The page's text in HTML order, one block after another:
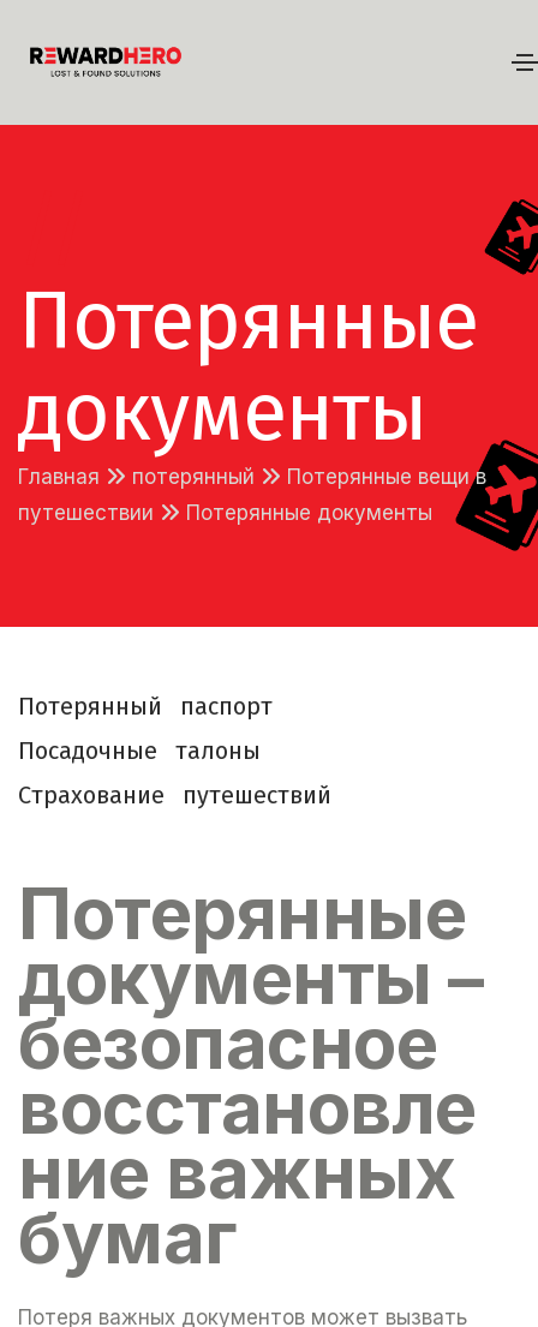
Потерянные
документы
Главная потерянный
Потерянные вещи в
путешествии
Потерянные документы
Потерянный паспорт
Посадочные талоны
Страхование путешествий
Потерянные
документы –
безопасное
восстановле
ние важных
бумаг
Потеря важных документов может вызвать